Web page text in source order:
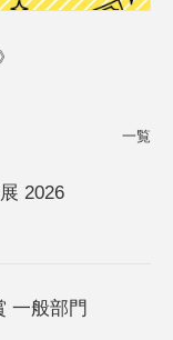
一覧
2026
一般部門